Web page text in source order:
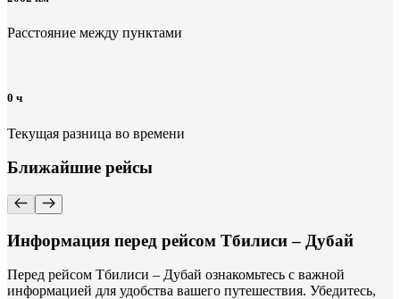
Расстояние между пунктами
0 ч
Текущая разница во времени
Ближайшие рейсы
Информация перед рейсом Тбилиси – Дубай
Перед рейсом Тбилиси – Дубай ознакомьтесь с важной
информацией для удобства вашего путешествия. Убедитесь,